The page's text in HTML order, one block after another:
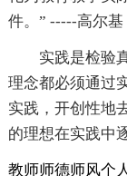
件。” -----高尔基
实践是检验
理念都必须通过
实践，开创性地
的理想在实践中
教师师德师风个